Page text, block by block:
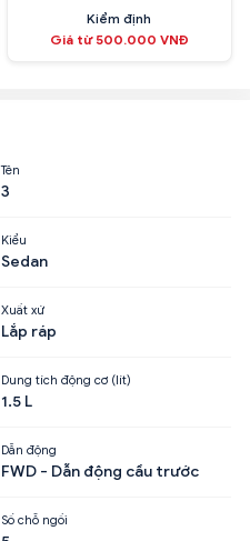
Kiểm định
Giá từ 500.000 VNĐ
Tên
3
Kiểu
Sedan
Xuất xứ
Lắp ráp
Dung tích động cơ (lít)
1.5 L
Dẫn động
FWD - Dẫn động cầu trước
Số chỗ ngồi